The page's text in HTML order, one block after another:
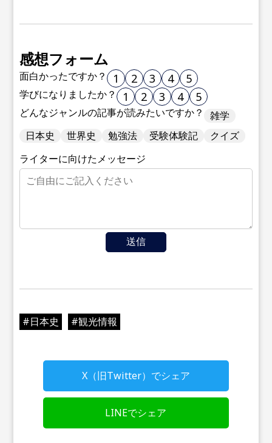
感想フォーム
面白かったですか？ 1 2 3 4 5
学びになりましたか？ 1 2 3 4 5
どんなジャンルの記事が読みたいですか？
雑学
日本史
世界史 勉強法 受験体験記
クイズ
ライターに向けたメッセージ
送信
#日本史 #観光情報
X（旧Twitter）でシェア
LINEでシェア